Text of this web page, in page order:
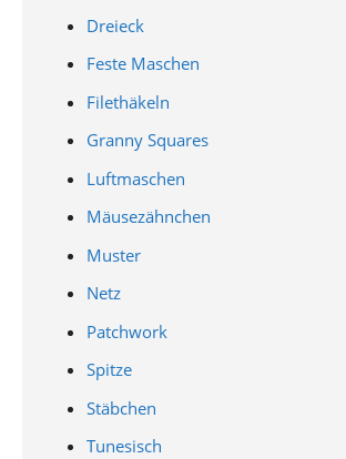
Dreieck
Feste Maschen
Filethäkeln
Granny Squares
Luftmaschen
Mäusezähnchen
Muster
Netz
Patchwork
Spitze
Stäbchen
Tunesisch